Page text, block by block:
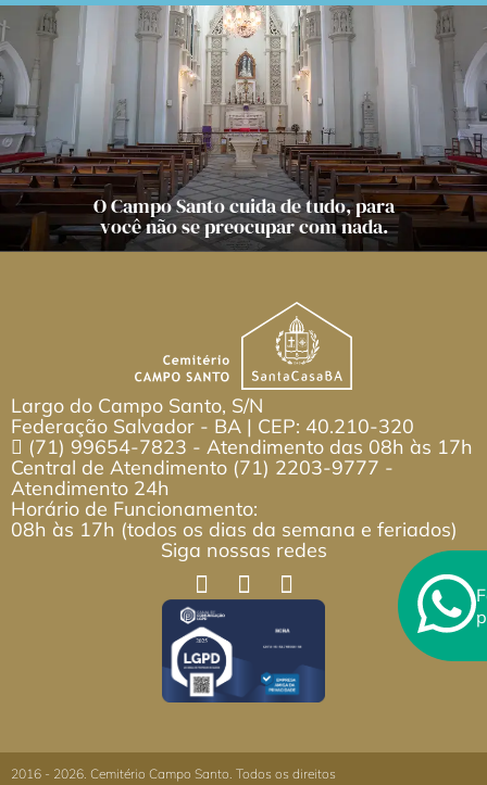
O Campo Santo cuida de tudo, para
você não se preocupar com nada.
Largo do Campo Santo, S/N
Federação Salvador - BA | CEP: 40.210-320
(71) 99654-7823 - Atendimento das 08h às 17h
Central de Atendimento (71) 2203-9777 -
Atendimento 24h
Horário de Funcionamento:
08h às 17h (todos os dias da semana e feriados)
Siga nossas redes
2016 - 2026. Cemitério Campo Santo. Todos os direitos